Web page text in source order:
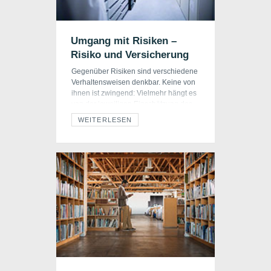
eindeutiger fällt die darauf […]
Umgang mit Risiken –
Risiko und Versicherung
Gegenüber Risiken sind verschiedene
Verhaltensweisen denkbar. Keine von
ihnen ist zwingend: Vielmehr hängt es
Risikos und den jeweiligen Zielen ab,
wie man mit ihnen umgeht.
oder sehr unwahrscheinlich
empfundene Risiken wird man häufig
in Kauf nehmen, so beispielsweise
keine aufwändigen Vorkehrungen […]
WEITERLESEN